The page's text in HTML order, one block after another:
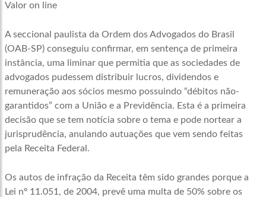
Valor on line
A seccional paulista da Ordem dos Advogados do Brasil
(OAB-SP) conseguiu confirmar, em sentença de primeira
instância, uma liminar que permitia que as sociedades de
advogados pudessem distribuir lucros, dividendos e
remuneração aos sócios mesmo possuindo “débitos não-
garantidos” com a União e a Previdência. Esta é a primeira
decisão que se tem notícia sobre o tema e pode nortear a
jurisprudência, anulando autuações que vem sendo feitas
pela Receita Federal.
Os autos de infração da Receita têm sido grandes porque a
Lei nº 11.051, de 2004, prevê uma multa de 50% sobre os